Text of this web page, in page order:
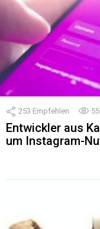
253 Empfehlen 55
Entwickler aus
um Instagram-